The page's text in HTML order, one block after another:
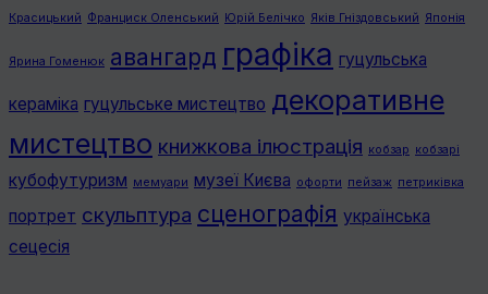
Красицький Франциск Оленський Юрій Белічко Яків Гніздовський Японія
Ярина Гоменюк авангард графiка гуцульська
кераміка гуцульське мистецтво декоративне
мистецтво книжкова ілюстрація кобзар кобзарі
кубофутуризм мемуари музеї Києва офорти пейзаж петриківка
портрет скульптура сценографія українська
сецесія